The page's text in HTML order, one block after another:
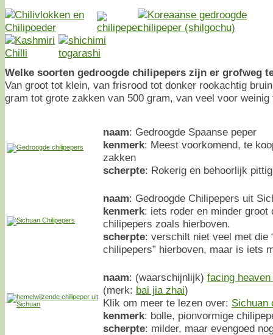
Welke soorten gedroogde chilipepers zijn er grofweg
Van groot tot klein, van frisrood tot donker rookachtig
gram tot grote zakken van 500 gram, van veel voor
naam: Gedroogde Spaanse peper
kenmerk: Meest voorkomend, te
zakken
scherpte: Rokerig en behoorlijk pittig
naam: Gedroogde Chilipepers uit
kenmerk: iets roder en minder groot
chilipepers zoals hierboven.
scherpte: verschilt niet veel met die
chilipepers” hierboven, maar is iets
naam: (waarschijnlijk) facing
(merk: bai jia zhai)
Klik om meer te lezen over: Sichuan
kenmerk: bolle, pionvormige
scherpte: milder, maar evengoed